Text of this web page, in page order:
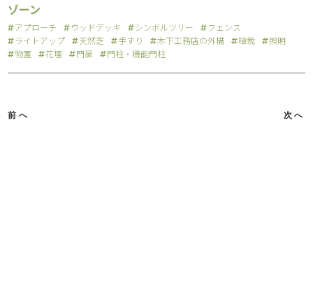
ゾーン
アプローチ ウッドデッキ シンボルツリー
フェンス
ライトアップ
天然芝 手すり 木下工務店の外構 植栽
照明
物置
花壇 門扉 門柱・機能門柱
前へ 次へ